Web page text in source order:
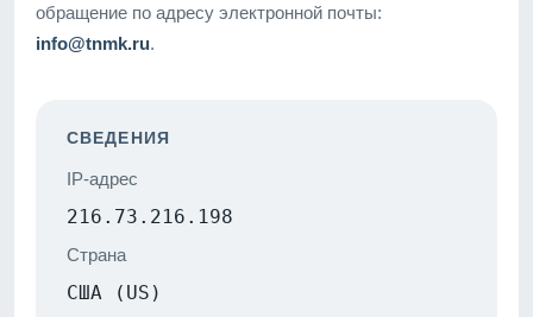
обращение по адресу электронной почты:
info@tnmk.ru.
СВЕДЕНИЯ
IP-адрес
216.73.216.198
Страна
США (US)